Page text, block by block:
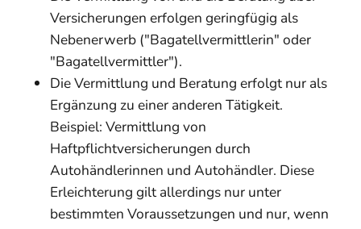
Versicherungen erfolgen geringfügig als
Nebenerwerb ("Bagatellvermittlerin" oder
"Bagatellvermittler").
Die Vermittlung und Beratung erfolgt nur als
Ergänzung zu einer anderen Tätigkeit.
Beispiel: Vermittlung von
Haftpflichtversicherungen durch
Autohändlerinnen und Autohändler. Diese
Erleichterung gilt allerdings nur unter
bestimmten Voraussetzungen und nur, wenn